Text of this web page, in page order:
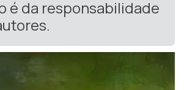
é da responsabilidade